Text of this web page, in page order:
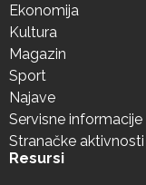
Ekonomija
Kultura
Magazin
Sport
Najave
Servisne informacije
Stranačke aktivnosti
Resursi